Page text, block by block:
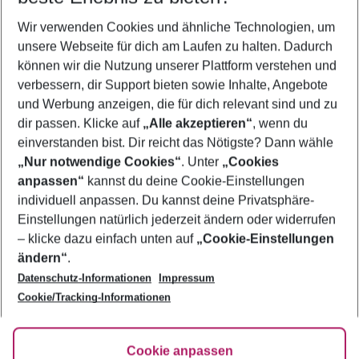
2 Erwachsene Keine Kinder
Mehr Filter anzeigen
Footer
Footer navigation
Über uns
AGB
Bestpreisgarantie
Cookie-Einstellungen ändern
Cookie-Richtlinie
Agenturbetreuung
Barrierefreies Reisen
FAQ
HanseMerkur Reiseversicherung
Folge uns
Wir verwenden Cookies und ähnliche Technologien, um
unsere Webseite für dich am Laufen zu halten. Dadurch
können wir die Nutzung unserer Plattform verstehen und
verbessern, dir Support bieten sowie Inhalte, Angebote
und Werbung anzeigen, die für dich relevant sind und zu
dir passen. Klicke auf „Alle akzeptieren“, wenn du
einverstanden bist. Dir reicht das Nötigste? Dann wähle
„Nur notwendige Cookies“. Unter „Cookies
anpassen“ kannst du deine Cookie-Einstellungen
individuell anpassen. Du kannst deine Privatsphäre-
Einstellungen natürlich jederzeit ändern oder widerrufen
– klicke dazu einfach unten auf „Cookie-Einstellungen
ändern“.
Datenschutz-Informationen
Impressum
Cookie/Tracking-Informationen
Cookie anpassen